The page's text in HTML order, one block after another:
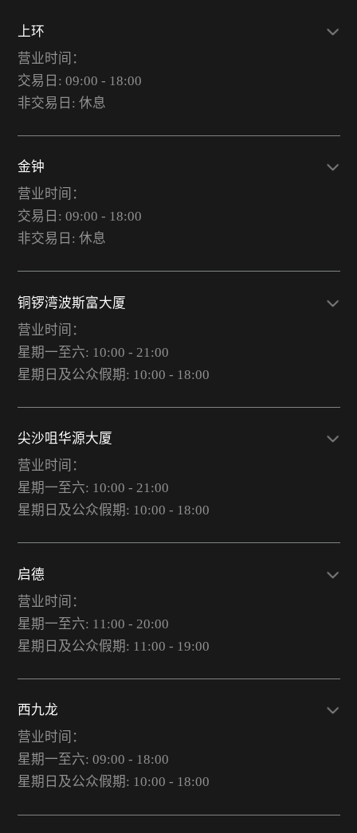
上环
营业时间：
交易日: 09:00 - 18:00
非交易日: 休息
金钟
营业时间：
交易日: 09:00 - 18:00
非交易日: 休息
铜锣湾波斯富大厦
营业时间：
星期一至六: 10:00 - 21:00
星期日及公众假期: 10:00 - 18:00
尖沙咀华源大厦
营业时间：
星期一至六: 10:00 - 21:00
星期日及公众假期: 10:00 - 18:00
启德
营业时间：
星期一至六: 11:00 - 20:00
星期日及公众假期: 11:00 - 19:00
西九龙
营业时间：
星期一至六: 09:00 - 18:00
星期日及公众假期: 10:00 - 18:00